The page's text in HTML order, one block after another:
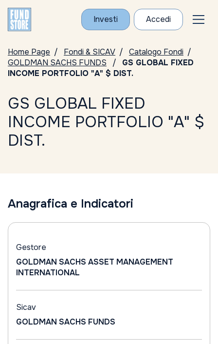
Investi Accedi
Home Page Fondi & SICAV
Catalogo Fondi
GOLDMAN SACHS FUNDS
GS GLOBAL FIXED
INCOME PORTFOLIO "A" $ DIST.
GS GLOBAL FIXED
INCOME PORTFOLIO "A" $
DIST.
Anagrafica e Indicatori
Gestore
GOLDMAN SACHS ASSET MANAGEMENT
INTERNATIONAL
Sicav
GOLDMAN SACHS FUNDS